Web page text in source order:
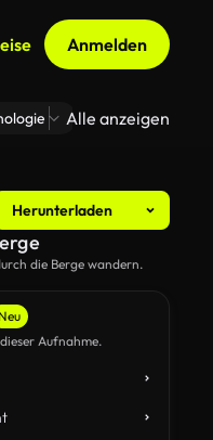
Anmelden
Zoom Virtuelle
Alle anzeigen
Herunterladen
Neu
Aufnahme.
die Berge wandern.